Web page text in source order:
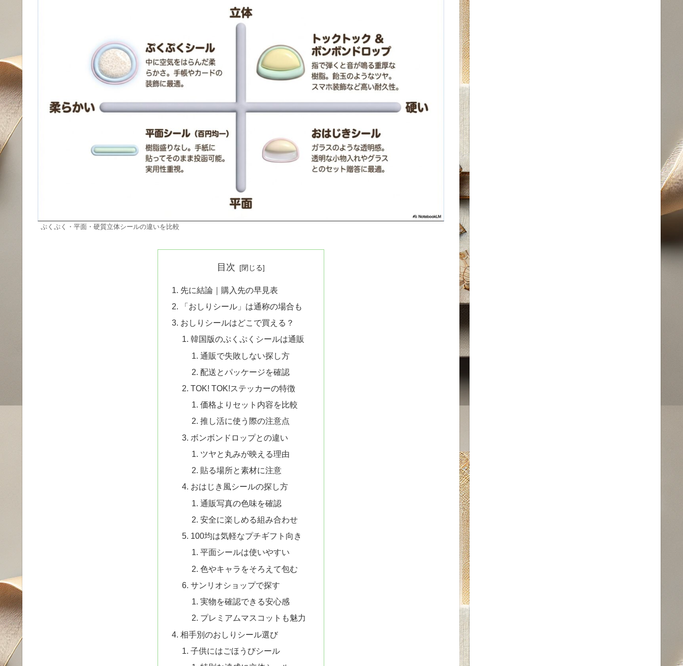
ぷくぷく・平面・硬質立体シールの違いを比較
目次
先に結論｜購入先の早見表
「おしりシール」は通称の場合も
おしりシールはどこで買える？
韓国版のぷくぷくシールは通販
通販で失敗しない探し方
配送とパッケージを確認
TOK! TOK!ステッカーの特徴
価格よりセット内容を比較
推し活に使う際の注意点
ボンボンドロップとの違い
ツヤと丸みが映える理由
貼る場所と素材に注意
おはじき風シールの探し方
通販写真の色味を確認
安全に楽しめる組み合わせ
100均は気軽なプチギフト向き
平面シールは使いやすい
色やキャラをそろえて包む
サンリオショップで探す
実物を確認できる安心感
プレミアムマスコットも魅力
相手別のおしりシール選び
子供にはごほうびシール